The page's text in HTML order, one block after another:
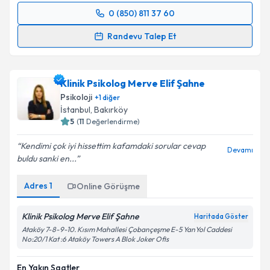
Takvim Talebini Gönder
0 (850) 811 37 60
Randevu Talep Et
Randevu Takvimi Talebi
almanız için bir takvim hazırlandığında e-posta ile
bilgilendireceğiz.
E-posta Adresiniz
Metni'ni okudum ve kişisel verilerimin belirtilen
Takvim Talebini Gönder
Klinik Psikolog Merve Elif Şahne
Psikoloji +1diğer
İstanbul, Bakırköy
5 (11 Değerlendirme)
Kendimi çok iyi hissettim kafamdaki sorular cevap
buldu sanki en...
Devamı
Adres 1 Online Görüşme
Klinik Psikolog Merve Elif Şahne Haritada Göster
Ataköy 7-8-9-10. Kısım Mahallesi Çobançeşme E-5 YanYol Caddesi
No:20/1 Kat :6 Ataköy Towers A Blok Joker Ofis
En Yakın Saatler